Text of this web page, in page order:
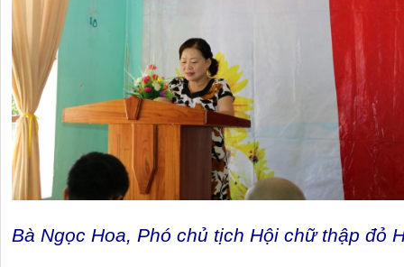
Bà Ngọc Hoa, Phó chủ tịch Hội chữ thập đỏ